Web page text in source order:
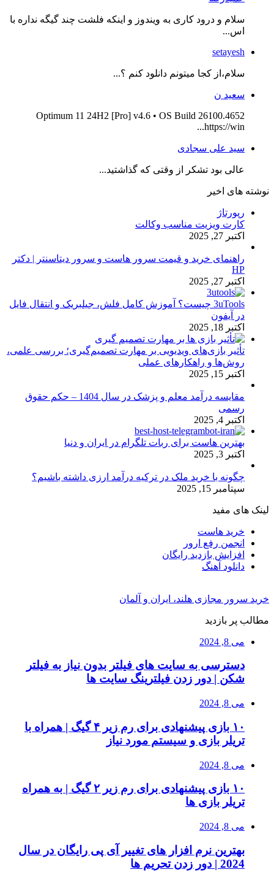
سلام و درود کاری به ویندوز و اینکه فلشت چند گیگه نداره با
اس...
setayesh
سلام،از کجا میتونم دانلود کنم ؟...
سعید ن
Optimum 11 24H2 [Pro] v4.6 • OS Build 26100.4652
https://win...
سید علی سجادی
عالی بود تشکر از وقتی که گذاشتید...
نوشته های اخیر
رپورتاژ
کارت ویزیت مناسب وکالت
اکتبر 27, 2025
راهنمای خرید و قیمت سرور هاست و سرور دیتاسنتر | دکتر
HP
اکتبر 27, 2025
3uTools چیست؟ آموزش کامل فلش، جیلبریک و انتقال فایل
در آیفون
اکتبر 18, 2025
تأثیر بازی‌های ویدیویی بر مهارت تصمیم‌گیری؛ بررسی علمی،
روش‌ها و راهکارهای عملی
اکتبر 15, 2025
مقایسه درآمد معلم و پزشک در سال 1404 – حکم حقوق
رسمی
اکتبر 4, 2025
بهترین هاست برای ربات تلگرام در ایران و دنیا
اکتبر 3, 2025
چگونه با خرید ملک در ترکیه درآمد ارزی داشته باشیم؟
سپتامبر 15, 2025
لینک های مفید
خرید هاست
انجمن رفع ارور
افزایش بازدید رایگان
دانلود آهنگ
خرید سرور مجازی هلند، ایران و آلمان
مطالب پر بازدید
می 8, 2024
دسترسی به سایت های فیلتر بدون نیاز به فیلتر
شکن | دور زدن فیلترینگ سایت ها
می 8, 2024
۱۰ بازی پیشنهادی برای رم زیر ۴ گیگ | همراه با
تریلر بازی و سیستم مورد نیاز
می 8, 2024
۱۰ بازی پیشنهادی برای رم زیر ۲ گیگ | به همراه
تریلر بازی ها
می 8, 2024
بهترین نرم افزار های تغییر آی پی رایگان در سال
2024 | دور زدن تحریم ها